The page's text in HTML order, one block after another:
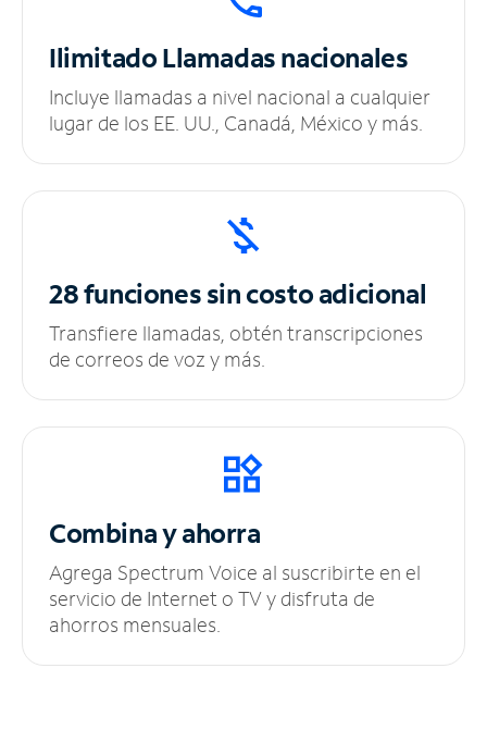
IlimitadoLlamadas nacionales
Incluye llamadas a nivel nacional a cualquier
lugar de los EE. UU., Canadá, México y más.
28 funciones sincosto adicional
Transfiere llamadas, obtén transcripciones
de correos de voz y más.
Combina y ahorra
Agrega Spectrum Voice al suscribirte en el
servicio de Internet o TV y disfruta de
ahorros mensuales.